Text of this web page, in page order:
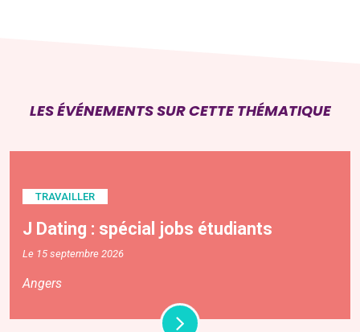
LES ÉVÉNEMENTS SUR CETTE THÉMATIQUE
TRAVAILLER
J Dating : spécial jobs étudiants
Le 15 septembre 2026
Angers